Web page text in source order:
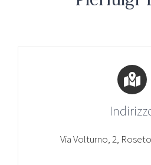
Via Volturno, 2,